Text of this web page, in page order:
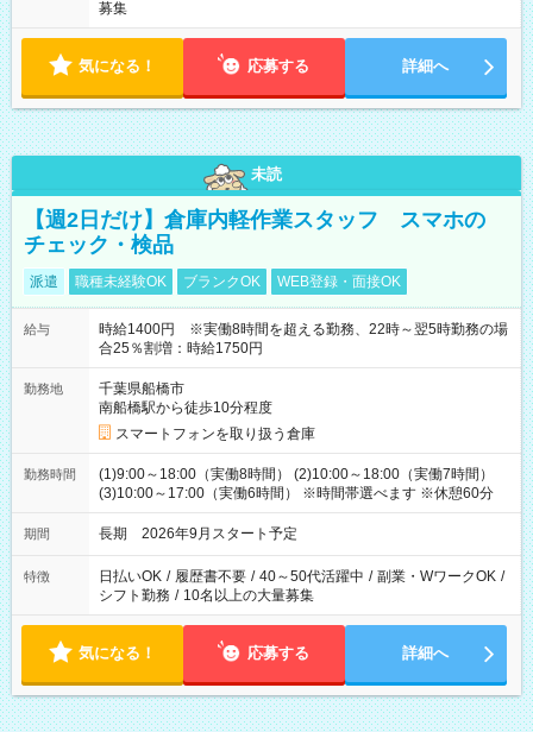
募集
気になる！ 応募する 詳細へ
未読
【週2日だけ】倉庫内軽作業スタッフ スマホの
チェック・検品
派遣 職種未経験OK ブランクOK WEB登録・面接OK
給与
時給1400円 ※実働8時間を超える勤務、22時～翌5時勤務の場
合25％割増：時給1750円
勤務地
千葉県船橋市
南船橋駅から徒歩10分程度
スマートフォンを取り扱う倉庫
勤務時間
(1)9:00～18:00（実働8時間） (2)10:00～18:00（実働7時間）
(3)10:00～17:00（実働6時間） ※時間帯選べます ※休憩60分
期間 長期 2026年9月スタート予定
特徴 日払いOK / 履歴書不要 / 40～50代活躍中 / 副業・WワークOK /
シフト勤務 / 10名以上の大量募集
気になる！ 応募する 詳細へ